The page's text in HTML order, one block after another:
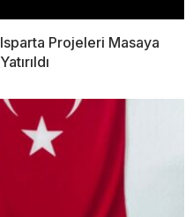
Isparta Projeleri Masaya
Yatırıldı